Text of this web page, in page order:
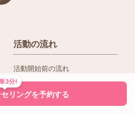
活動の流れ
活動開始前の流れ
入会後の活動の流れ
3分!
リングを予約する